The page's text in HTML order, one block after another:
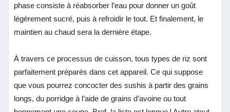
phase consiste à réabsorber l’eau pour donner un goût
légèrement sucré, puis à refroidir le tout. Et finalement, le
maintien au chaud sera la dernière étape.
À travers ce processus de cuisson, tous types de riz sont
parfaitement préparés dans cet appareil. Ce qui suppose
que vous pourrez concocter des sushis à partir des grains
longs, du porridge à l’aide de grains d’avoine ou tout